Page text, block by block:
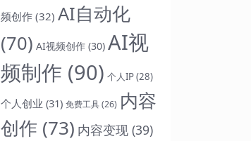
频创作 (32) AI自动化
(70) AI视频创作 (30) AI视
频制作 (90) 个人IP(28)
个人创业 (31) 免费工具(26) 内容
创作 (73) 内容变现 (39)